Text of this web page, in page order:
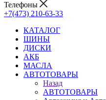
Телефоны
+7(473) 210-63-33
КАТАЛОГ
ШИНЫ
ДИСКИ
АКБ
МАСЛА
АВТОТОВАРЫ
Назад
АВТОТОВАРЫ